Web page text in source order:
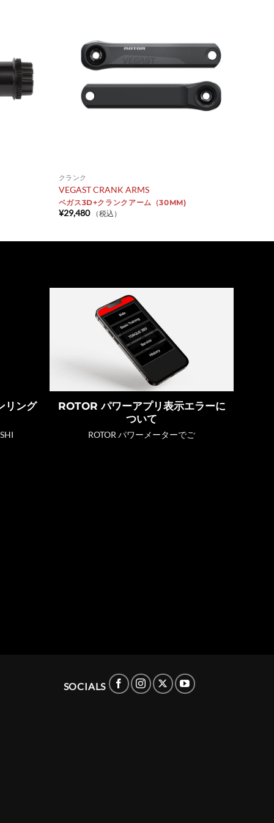
クランク
VEGAST CRANK ARMS
ベガス3D+クランクアーム（30MM)
¥29,480 （税込）
リング
ROTOR パワーアプリ表示エラーに
ついて
ROTOR パワーメーターでご
SOCIALS